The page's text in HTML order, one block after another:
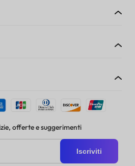
offerte e suggerimenti
Iscriviti